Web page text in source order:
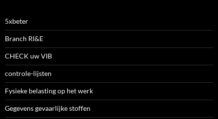
5xbeter
Branch RI&E
CHECK uw VIB
controle-lijsten
Fysieke belasting op het werk
Gegevens gevaarlijke stoffen